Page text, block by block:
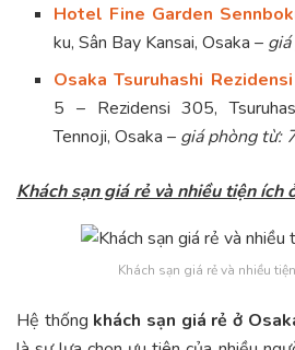
Hotel Fine Garden
ku, Sân Bay Kansai, Osaka –
Osaka Tsuruhashi
5 – Rezidensi 305,
Tennoji, Osaka – giá phòng từ:
Khách sạn giá rẻ và nhiều tiện ích
Khách sạn giá rẻ và nhiều
Hệ thống khách sạn giá rẻ ở